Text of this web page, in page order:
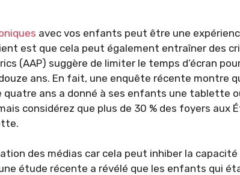
avec vos enfants peut être une
est que cela peut également entraîner des
(AAP) suggère de limiter le temps d’écran
ans. En fait, une enquête récente montre
quatre ans a donné à ses enfants une tablette
considérez que plus de 30 % des foyers aux
des médias car cela peut inhiber la
étude récente a révélé que les enfants qui